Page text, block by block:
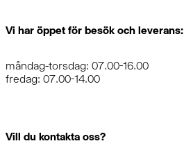
Vi har öppet för besök och leverans:
måndag-torsdag: 07.00-16.00
fredag: 07.00-14.00
Vill du kontakta oss?